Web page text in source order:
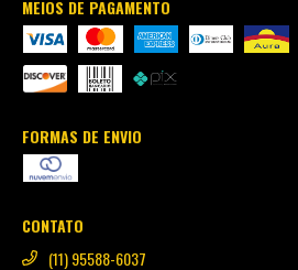
MEIOS DE PAGAMENTO
FORMAS DE ENVIO
CONTATO
(11) 95588-6037